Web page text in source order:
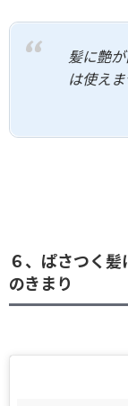
髪に艶
は使え
６、ぱさつく
のきまり